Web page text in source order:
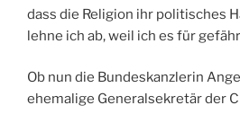
dass die Religion ihr politisches
lehne ich ab, weil ich es für
Ob nun die Bundeskanzlerin
ehemalige Generalsekretär der